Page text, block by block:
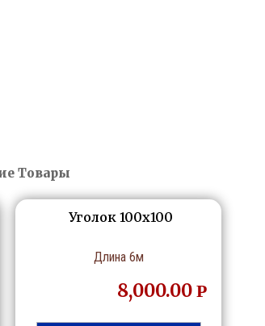
Товары
Уголок 100х100
Длина 6м
8,000.00 Р